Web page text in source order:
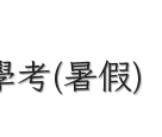
考(暑假)